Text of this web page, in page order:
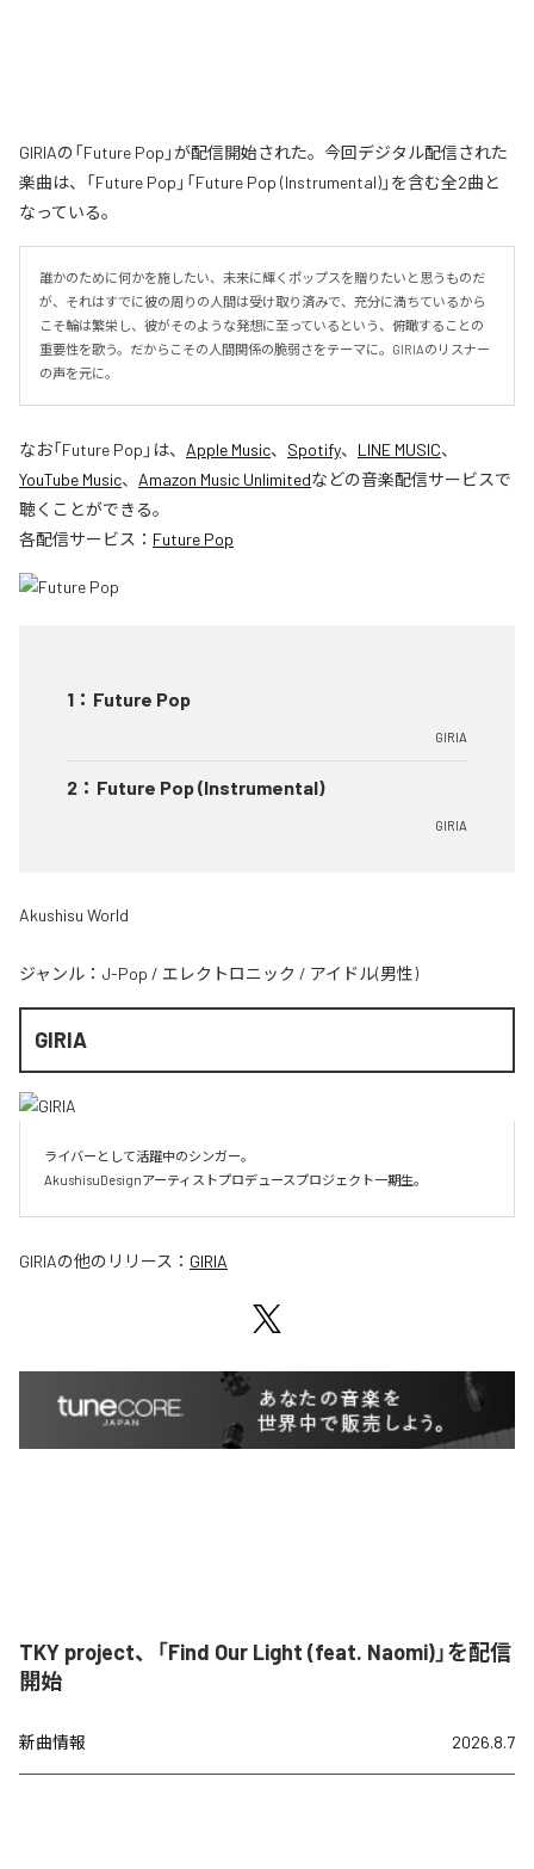
GIRIAの「Future Pop」が配信開始された。今回デジタル配信された
楽曲は、「Future Pop」「Future Pop (Instrumental)」を含む全2曲と
なっている。
誰かのために何かを施したい、未来に輝くポップスを贈りたいと思うものだ
が、それはすでに彼の周りの人間は受け取り済みで、充分に満ちているから
こそ輪は繁栄し、彼がそのような発想に至っているという、俯瞰することの
重要性を歌う。だからこその人間関係の脆弱さをテーマに。GIRIAのリスナー
の声を元に。
なお「Future Pop 」は、 Apple Music、 Spotify、 LINE MUSIC、
YouTube Music、 Amazon Music Unlimitedなどの音楽配信サービスで
聴くことができる。
各配信サービス： Future Pop
1 ： Future Pop
GIRIA
2 ： Future Pop (Instrumental)
GIRIA
Akushisu World
ジャンル： J-Pop / エレクトロニック / アイドル(男性)
GIRIA
ライバーとして活躍中のシンガー。
AkushisuDesignアーティストプロデュースプロジェクト一期生。
GIRIAの他のリリース： GIRIA
TKY project、「Find Our Light (feat. Naomi)」を配信
開始
新曲情報 2026.8.7